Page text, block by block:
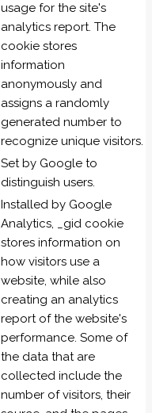
usage for the site's
analytics report. The
cookie stores
information
anonymously and
assigns a randomly
generated number to
recognize unique visitors.
Set by Google to
distinguish users.
Installed by Google
Analytics, _gid cookie
stores information on
how visitors use a
website, while also
creating an analytics
report of the website's
performance. Some of
the data that are
collected include the
number of visitors, their